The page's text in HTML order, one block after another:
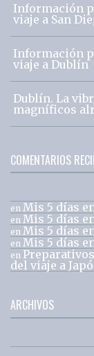
Información
viaje a San
Información
viaje a Dublín
Dublín. La
magníficos
COMENTARIOS
en Mis 5 días
en Mis 5 días
en Mis 5 días
en Mis 5 días
en
del viaje a
ARCHIVOS